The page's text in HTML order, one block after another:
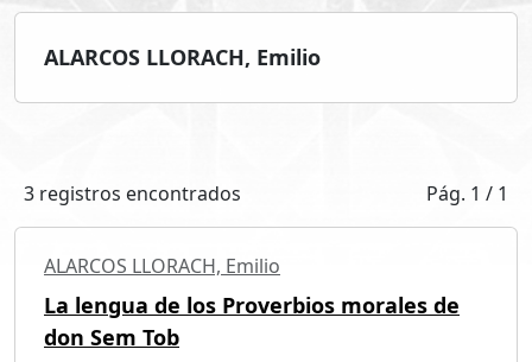
ALARCOS LLORACH, Emilio
3 registros encontrados Pág. 1 / 1
ALARCOS LLORACH, Emilio
La lengua de los Proverbios morales de
don Sem Tob